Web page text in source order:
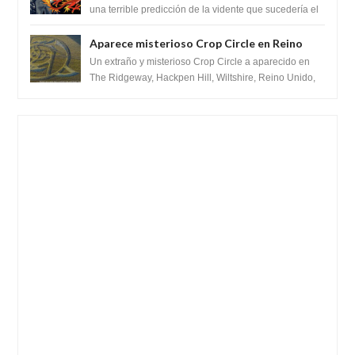
para febrero de 2022.
una terrible predicción de la vidente que sucedería el
Aparece misterioso Crop Circle en Reino
Unido 23 de junio 2016
Un extraño y misterioso Crop Circle a aparecido en
The Ridgeway, Hackpen Hill, Wiltshire, Reino Unido,